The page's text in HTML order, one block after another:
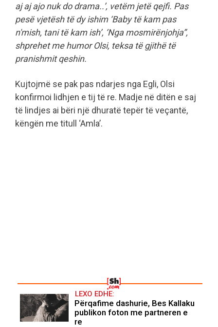
aj aj ajo nuk do drama..’, vetëm jetë qejfi. Pas
pesë vjetësh të dy ishim ‘Baby të kam pas
n'mish, tani të kam ish’, ‘Nga mosmirënjohja”,
shprehet me humor Olsi, teksa të gjithë të
pranishmit qeshin.
Kujtojmë se pak pas ndarjes nga Egli, Olsi
konfirmoi lidhjen e tij të re. Madje në ditën e saj
të lindjes ai bëri një dhuratë tepër të veçantë,
këngën me titull ‘Amla’.
LEXO EDHE:
Përqafime dashurie, Bes Kallaku
publikon foton me partneren e
re